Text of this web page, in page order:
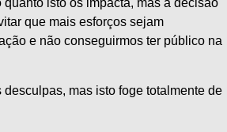
isto os impacta, mas a decisão
que mais esforços sejam
e não conseguirmos ter público na
desculpas, mas isto foge totalmente de